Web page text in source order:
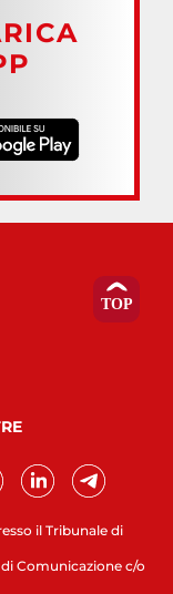
il Tribunale di
Comunicazione c/o